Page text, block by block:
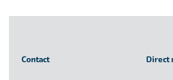
Contact Direct